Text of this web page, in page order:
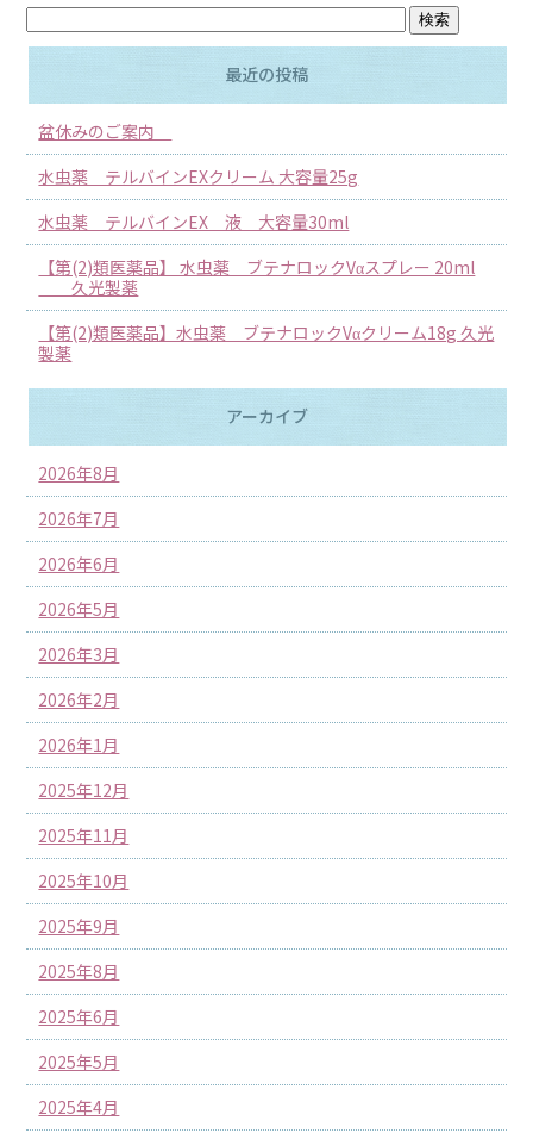
最近の投稿
盆休みのご案内
水虫薬 テルバインEXクリーム 大容量25g
水虫薬 テルバインEX 液 大容量30ml
【第(2)類医薬品】 水虫薬 ブテナロックVαスプレー 20ml
久光製薬
【第(2)類医薬品】水虫薬 ブテナロックVαクリーム18g 久光
製薬
アーカイブ
2026年8月
2026年7月
2026年6月
2026年5月
2026年3月
2026年2月
2026年1月
2025年12月
2025年11月
2025年10月
2025年9月
2025年8月
2025年6月
2025年5月
2025年4月